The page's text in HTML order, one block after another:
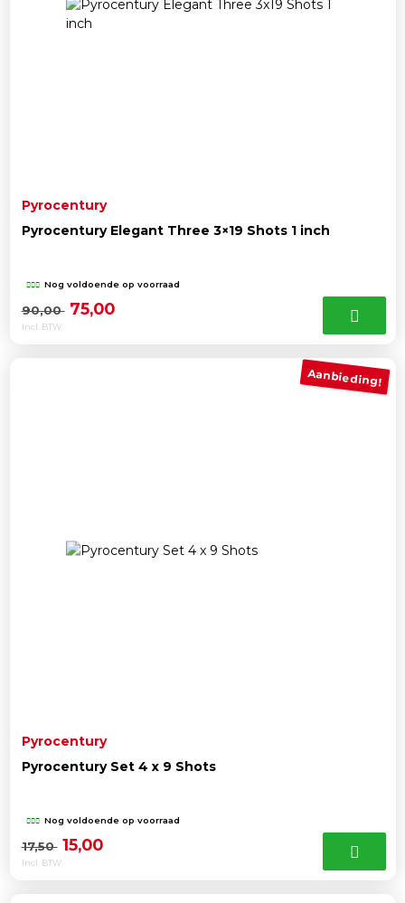
Pyrocentury
Pyrocentury Elegant Three 3×19 Shots 1 inch
Nog voldoende op voorraad
90,00 Oorspronkelijke
75,00
Incl. BTW
Aanbieding!
Pyrocentury
Pyrocentury Set 4 x 9 Shots
Nog voldoende op voorraad
17,50 Oorspronkelijke
prijs
15,00
Incl. BTW